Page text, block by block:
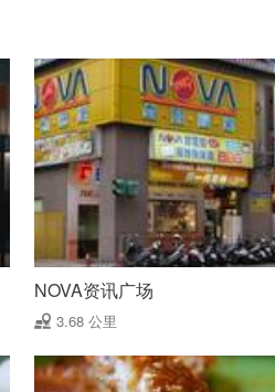
NOVA资讯广场
3.68 公里